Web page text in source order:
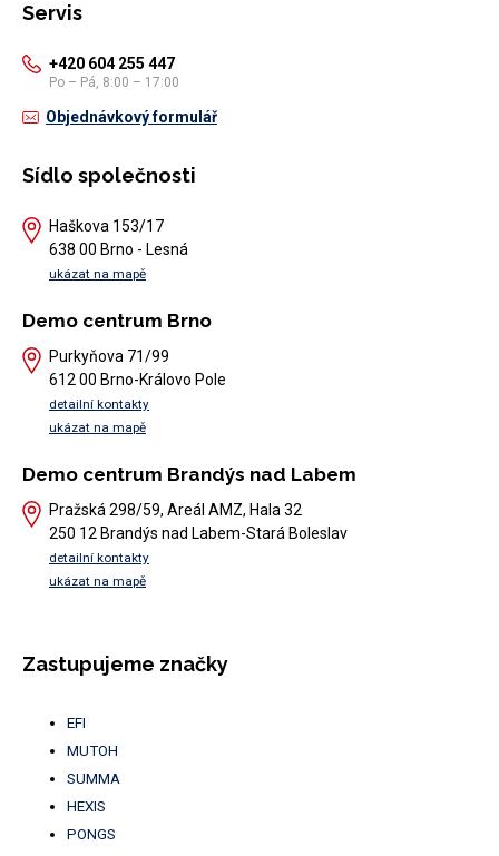
Servis
+420 604 255 447
Po – Pá, 8:00 – 17:00
Objednávkový formulář
Sídlo společnosti
Haškova 153/17
638 00 Brno - Lesná
ukázat na mapě
Demo centrum Brno
Purkyňova 71/99
612 00 Brno-Královo Pole
detailní kontakty
ukázat na mapě
Demo centrum Brandýs nad Labem
Pražská 298/59, Areál AMZ, Hala 32
250 12 Brandýs nad Labem-Stará Boleslav
detailní kontakty
ukázat na mapě
Zastupujeme značky
EFI
MUTOH
SUMMA
HEXIS
PONGS